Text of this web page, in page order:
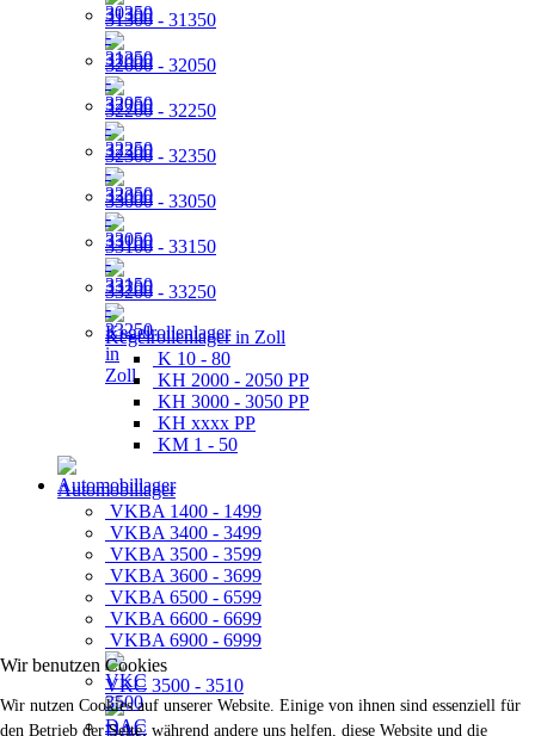
31300 - 31350
32000 - 32050
32200 - 32250
32300 - 32350
33000 - 33050
33100 - 33150
33200 - 33250
Kegelrollenlager in Zoll
K 10 - 80
KH 2000 - 2050 PP
KH 3000 - 3050 PP
KH xxxx PP
KM 1 - 50
Automobillager
VKBA 1400 - 1499
VKBA 3400 - 3499
VKBA 3500 - 3599
VKBA 3600 - 3699
VKBA 6500 - 6599
VKBA 6600 - 6699
VKBA 6900 - 6999
VKC 3500 - 3510
DAC
Wir benutzen Cookies
Wir nutzen Cookies auf unserer Website. Einige von ihnen sind essenziell für
den Betrieb der Seite, während andere uns helfen, diese Website und die